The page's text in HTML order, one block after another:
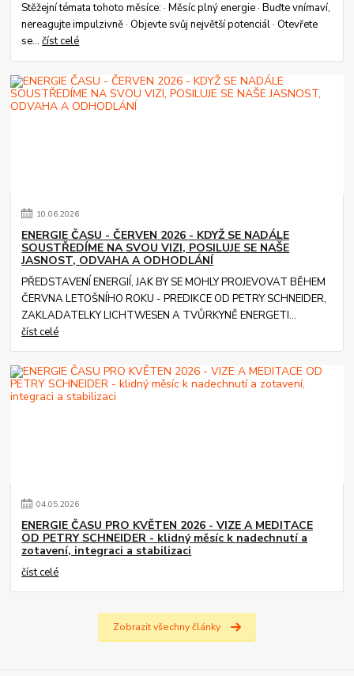
Stěžejní témata tohoto měsíce: · Měsíc plný energie · Buďte vnímaví,
nereagujte impulzivně · Objevte svůj největší potenciál · Otevřete
se...číst celé
10.06.2026
ENERGIE ČASU - ČERVEN 2026 - KDYŽ SE NADÁLE
SOUSTŘEDÍME NA SVOU VIZI, POSILUJE SE NAŠE
JASNOST, ODVAHA A ODHODLÁNÍ
PŘEDSTAVENÍ ENERGIÍ, JAK BY SE MOHLY PROJEVOVAT BĚHEM
ČERVNA LETOŠNÍHO ROKU - PREDIKCE OD PETRY SCHNEIDER,
ZAKLADATELKY LICHTWESEN A TVŮRKYNĚ ENERGETI...
číst celé
04.05.2026
ENERGIE ČASU PRO KVĚTEN 2026 - VIZE A MEDITACE
OD PETRY SCHNEIDER - klidný měsíc k nadechnutí a
zotavení, integraci a stabilizaci
číst celé
Zobrazit všechny články